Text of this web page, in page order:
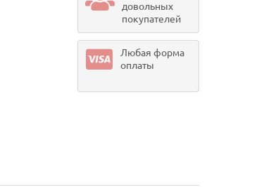
довольных
покупателей
Любая форма
оплаты